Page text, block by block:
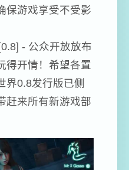
保游戏享受不受影
- 公众开放放布
得开情！希望各置
界0.8发行版已侧
赶来所有新游戏部